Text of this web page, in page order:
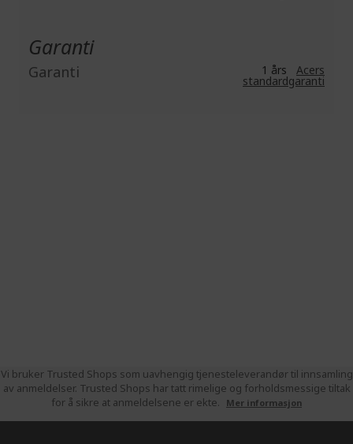
Garanti
Garanti 1 års Acers
standardgaranti
Vi bruker Trusted Shops som uavhengig tjenesteleverandør til innsamling
av anmeldelser. Trusted Shops har tatt rimelige og forholdsmessige tiltak
for å sikre at anmeldelsene er ekte.
Mer informasjon